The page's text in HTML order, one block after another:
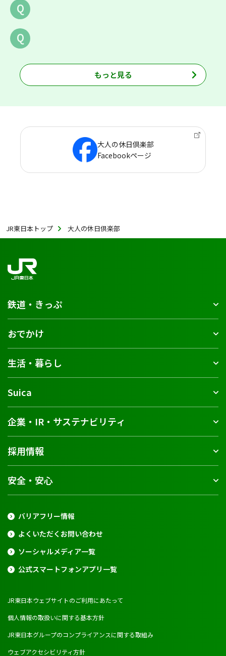
Q
Q
もっと見る
大人の休日倶楽部
Facebookページ
JR東日本トップ 大人の休日倶楽部
鉄道・きっぷ
おでかけ
生活・暮らし
Suica
企業・IR・サステナビリティ
採用情報
安全・安心
バリアフリー情報
よくいただくお問い合わせ
ソーシャルメディア一覧
公式スマートフォンアプリ一覧
JR東日本ウェブサイトのご利用にあたって
個人情報の取扱いに関する基本方針
JR東日本グループのコンプライアンスに関する取組み
ウェブアクセシビリティ方針